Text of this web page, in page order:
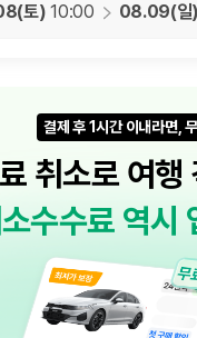
토) 10:00 08.09(일)
결제 후 1시간 이내라면,
취소로 여행
수수료 역시